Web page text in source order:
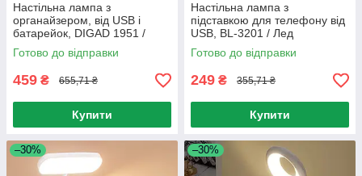
Настільна лампа з
органайзером, від USB і
батарейок, DIGAD 1951 /
Гнучка LED лампа з
регулюванням світла
Готово до відправки
459 ₴ 655,71 ₴
Купити
Настільна лампа з
підставкою для телефону від
USB, BL-3201 / Лед
світильник настільний /
Настільний нічник
Готово до відправки
249 ₴ 355,71 ₴
Купити
–30% –30%